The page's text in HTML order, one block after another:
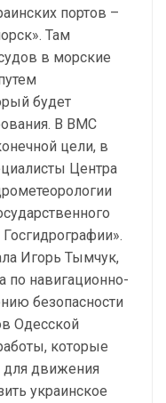
портов –
Там
в морские
будет
В ВМС
цели, в
Центра
Игорь Тымчук,
по навигационно-
безопасности
Одесской
которые
для движения
украинское